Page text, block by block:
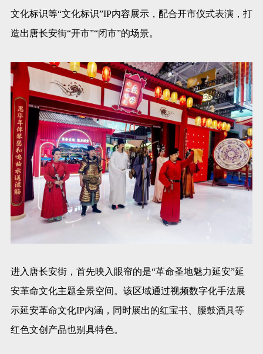
文化标识等“文化标识”IP内容展示，配合开市仪式表演，打
造出唐长安街“开市”“闭市”的场景。
进入唐长安街，首先映入眼帘的是“革命圣地魅力延安”延
安革命文化主题全景空间。该区域通过视频数字化手法展
示延安革命文化IP内涵，同时展出的红宝书、腰鼓酒具等
红色文创产品也别具特色。